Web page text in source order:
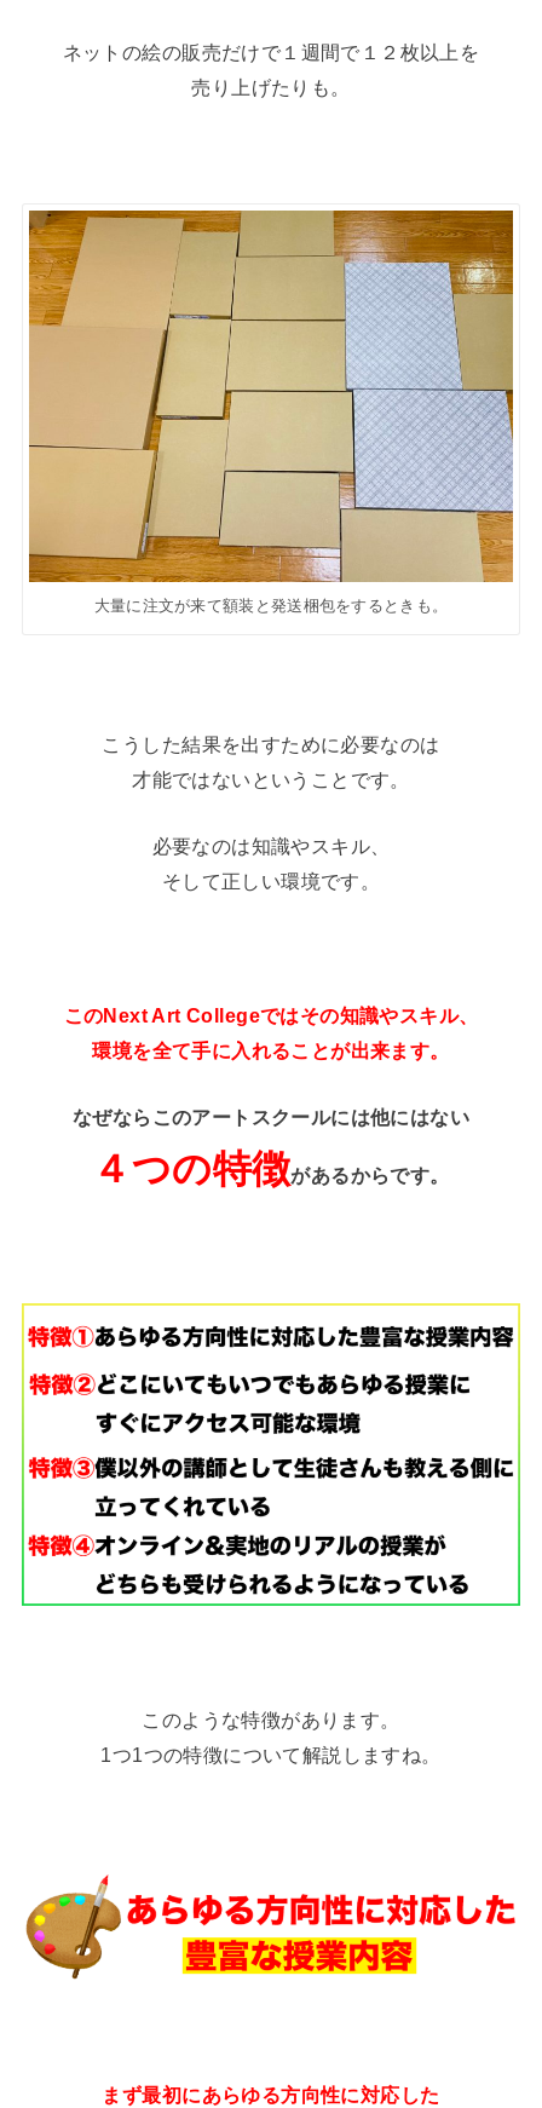
ネットの絵の販売だけで１週間で１２枚以上を
売り上げたりも。
大量に注文が来て額装と発送梱包をするときも。
こうした結果を出すために必要なのは
才能ではないということです。
必要なのは知識やスキル、
そして正しい環境です。
このNext Art Collegeではその知識やスキル、
環境を全て手に入れることが出来ます。
なぜならこのアートスクールには他にはない
４つの特徴があるからです。
このような特徴があります。
1つ1つの特徴について解説しますね。
まず最初にあらゆる方向性に対応した